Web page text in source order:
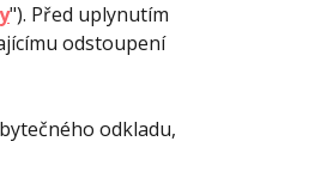
"). Před uplynutím
odstoupení
odkladu,